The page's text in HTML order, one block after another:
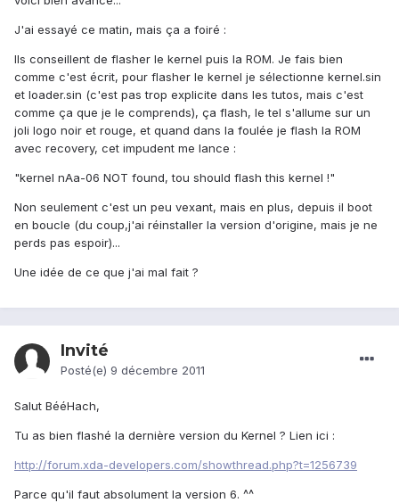
J'ai essayé ce matin, mais ça a foiré :
Ils conseillent de flasher le kernel puis la ROM. Je fais bien
comme c'est écrit, pour flasher le kernel je sélectionne kernel.sin
et loader.sin (c'est pas trop explicite dans les tutos, mais c'est
comme ça que je le comprends), ça flash, le tel s'allume sur un
joli logo noir et rouge, et quand dans la foulée je flash la ROM
avec recovery, cet impudent me lance :
"kernel nAa-06 NOT found, tou should flash this kernel !"
Non seulement c'est un peu vexant, mais en plus, depuis il boot
en boucle (du coup,j'ai réinstaller la version d'origine, mais je ne
perds pas espoir)...
Une idée de ce que j'ai mal fait ?
Invité
Posté(e) 9 décembre 2011
Salut BééHach,
Tu as bien flashé la dernière version du Kernel ? Lien ici :
http://forum.xda-developers.com/showthread.php?t=1256739
Parce qu'il faut absolument la version 6. ^^